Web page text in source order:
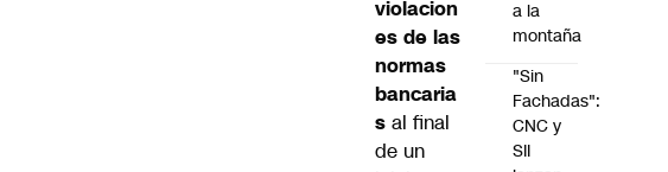
violacion
es de las
normas
bancaria
s al final
de un
a la
montaña
"Sin
Fachadas":
CNC y
SII